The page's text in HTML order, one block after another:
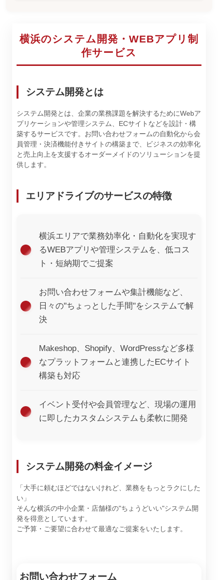
横浜のシステム開発・WEBアプリ制
作サービス
システム開発とは
システム開発とは、企業の業務課題を解決するためにWebア
プリケーションや管理システム、ECサイトなどを設計・構
築するサービスです。お問い合わせフォームの自動化から会
員管理・決済機能付きサイトの構築まで、ビジネスの効率化
と売上向上を支援するオーダーメイドのソリューションを提
供します。
エリアドライブのサービスの特徴
横浜エリアで業務効率化・自動化を実現す
るWEBアプリや管理システムを、低コス
ト・短納期でご提案
お問い合わせフォームや集計機能など、
日々の"ちょっとした手間"をシステムで解
決
Makeshop、Shopify、WordPressなど多様
なプラットフォームと連携したECサイト
構築も対応
イベント受付や会員管理など、現場の運用
に即したカスタムシステムも柔軟に開発
システム開発の料金イメージ
「大手に頼むほどではないけれど、業務をもっとラクにした
い」
そんな横浜の中小企業・店舗様の"ちょうどいい"システム開
発を得意としています。
ご予算・ご要望に合わせて最適なご提案をいたします。
お問い合わせフォーム